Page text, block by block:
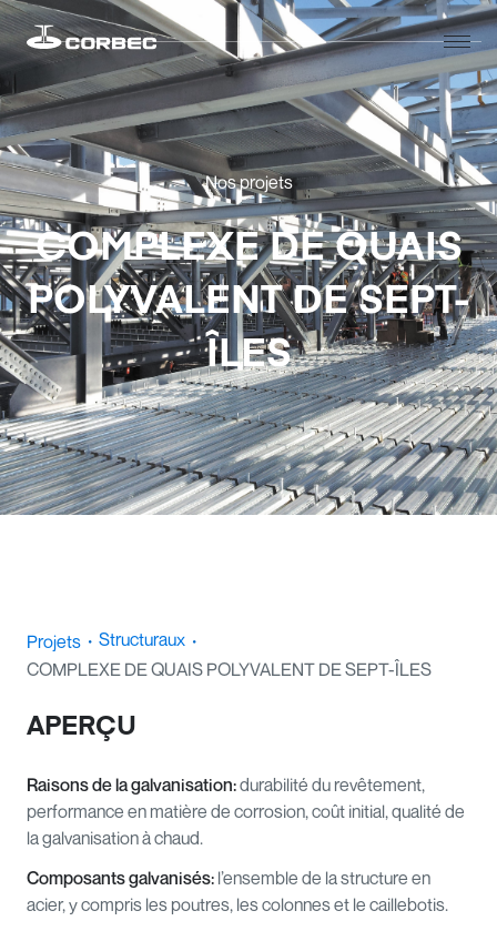
Nos projets
COMPLEXE DE QUAIS
POLYVALENT DE SEPT-
ÎLES
Projets ・ Structuraux ・
COMPLEXE DE QUAIS POLYVALENT DE SEPT-ÎLES
APERÇU
Raisons de la galvanisation:durabilité du revêtement,
performance en matière de corrosion, coût initial, qualité de
la galvanisation à chaud.
Composants galvanisés: l’ensemble de la structure en
acier, y compris les poutres, les colonnes et le caillebotis.